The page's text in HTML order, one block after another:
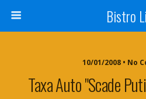
Bistro
10/01/2008 • No
Taxa Auto "scade